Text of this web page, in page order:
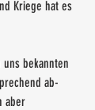
Kriege hat es
bekannten
ab-
aber